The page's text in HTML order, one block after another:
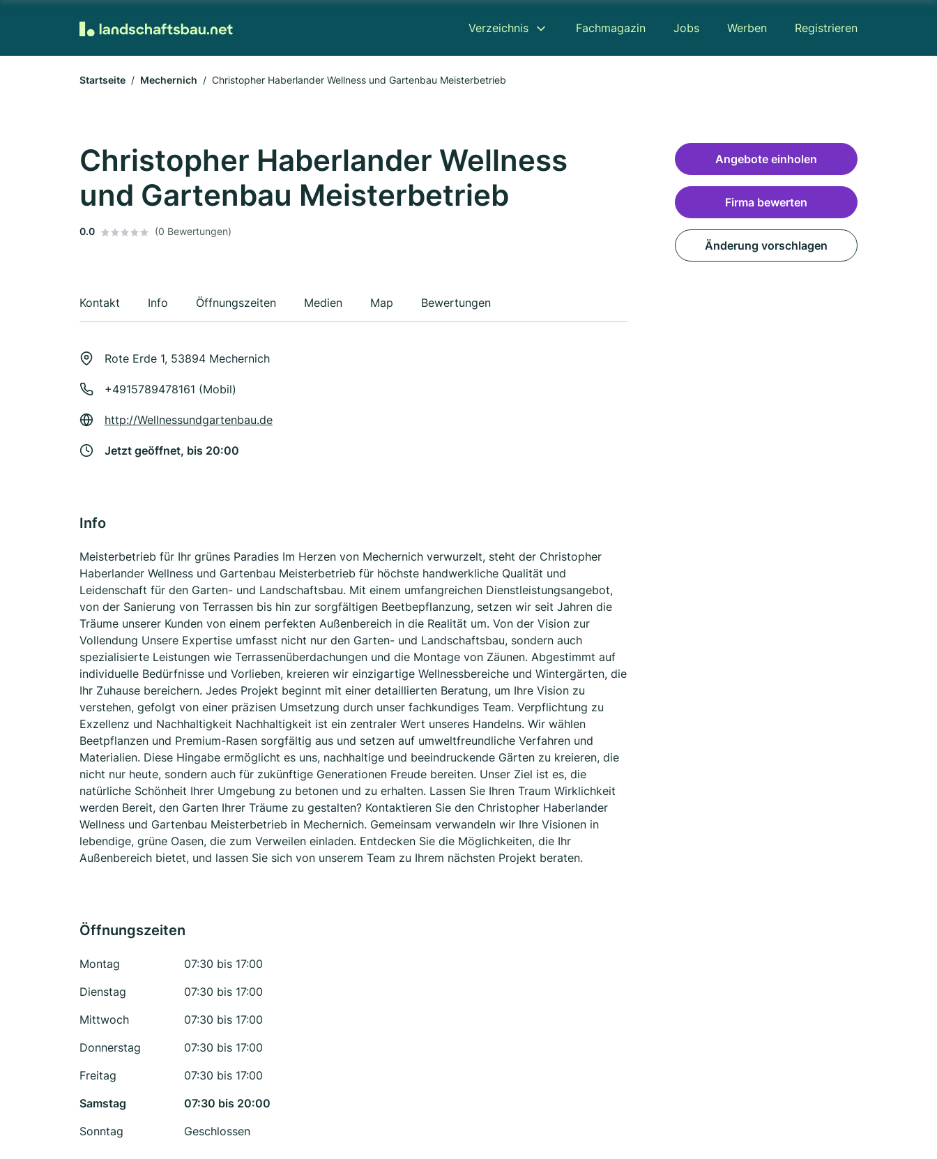
Verzeichnis Fachmagazin Jobs Werben Registrieren
Startseite Mechernich Christopher Haberlander Wellness und Gartenbau Meisterbetrieb
Christopher Haberlander Wellness
und Gartenbau Meisterbetrieb
0.0 (0 Bewertungen)
Kontakt Info Öffnungszeiten Medien Map Bewertungen
Rote Erde 1, 53894 Mechernich
+4915789478161 (Mobil)
http://Wellnessundgartenbau.de
Jetzt geöffnet, bis 20:00
Info
Meisterbetrieb für Ihr grünes Paradies Im Herzen von Mechernich verwurzelt, steht der Christopher
Haberlander Wellness und Gartenbau Meisterbetrieb für höchste handwerkliche Qualität und
Leidenschaft für den Garten- und Landschaftsbau. Mit einem umfangreichen Dienstleistungsangebot,
von der Sanierung von Terrassen bis hin zur sorgfältigen Beetbepflanzung, setzen wir seit Jahren die
Träume unserer Kunden von einem perfekten Außenbereich in die Realität um. Von der Vision zur
Vollendung Unsere Expertise umfasst nicht nur den Garten- und Landschaftsbau, sondern auch
spezialisierte Leistungen wie Terrassenüberdachungen und die Montage von Zäunen. Abgestimmt auf
individuelle Bedürfnisse und Vorlieben, kreieren wir einzigartige Wellnessbereiche und Wintergärten, die
Ihr Zuhause bereichern. Jedes Projekt beginnt mit einer detaillierten Beratung, um Ihre Vision zu
verstehen, gefolgt von einer präzisen Umsetzung durch unser fachkundiges Team. Verpflichtung zu
Exzellenz und Nachhaltigkeit Nachhaltigkeit ist ein zentraler Wert unseres Handelns. Wir wählen
Beetpflanzen und Premium-Rasen sorgfältig aus und setzen auf umweltfreundliche Verfahren und
Materialien. Diese Hingabe ermöglicht es uns, nachhaltige und beeindruckende Gärten zu kreieren, die
nicht nur heute, sondern auch für zukünftige Generationen Freude bereiten. Unser Ziel ist es, die
natürliche Schönheit Ihrer Umgebung zu betonen und zu erhalten. Lassen Sie Ihren Traum Wirklichkeit
werden Bereit, den Garten Ihrer Träume zu gestalten? Kontaktieren Sie den Christopher Haberlander
Wellness und Gartenbau Meisterbetrieb in Mechernich. Gemeinsam verwandeln wir Ihre Visionen in
lebendige, grüne Oasen, die zum Verweilen einladen. Entdecken Sie die Möglichkeiten, die Ihr
Außenbereich bietet, und lassen Sie sich von unserem Team zu Ihrem nächsten Projekt beraten.
Öffnungszeiten
Montag
07:30 bis 17:00
Dienstag
07:30 bis 17:00
Mittwoch
07:30 bis 17:00
Donnerstag
07:30 bis 17:00
Freitag
07:30 bis 17:00
Samstag
07:30 bis 20:00
Sonntag
Geschlossen
Angebote einholen
Firma bewerten
Änderung vorschlagen